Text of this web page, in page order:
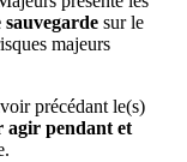
sur le
majeurs
précédant le(s)
agir pendant et